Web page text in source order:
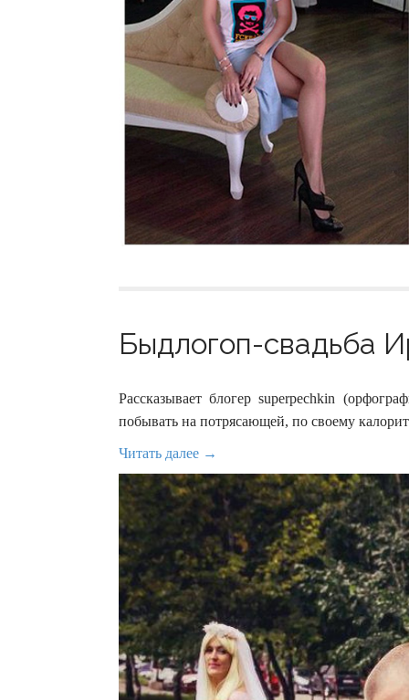
Быдлогоп-свадьба
Рассказывает блогер superpechkin
побывать на потрясающей, по своему
Читать далее →